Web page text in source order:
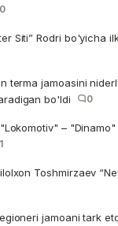
0
Siti” Rodri bo'yicha
terma jamoasini
bo'ldi
0
– "Dinamo"
1
Toshmirzaev
jamoani tark